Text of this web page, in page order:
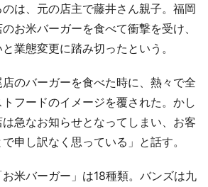
は、元の店主で藤井さん親子。福岡
お米バーガーを食べて衝撃を受け、
業態変更に踏み切ったという。
のバーガーを食べた時に、熱々で全
フードのイメージを覆された。かし
急なお知らせとなってしまい、お客
申し訳なく思っている」と話す。
米バーガー」は18種類。バンズは九